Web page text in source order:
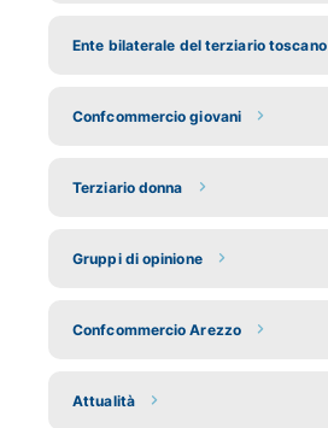
Ente bilaterale del terziario toscano
Confcommercio giovani
Terziario donna
Gruppi di opinione
Confcommercio Arezzo
Attualità